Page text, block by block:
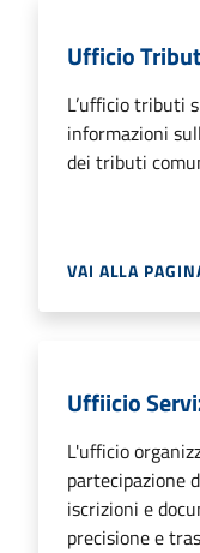
Ufficio
L’ufficio tributi
informazioni
dei tributi
VAI ALLA
Uffiicio
L'ufficio
partecipazione
iscrizioni e
precisione e